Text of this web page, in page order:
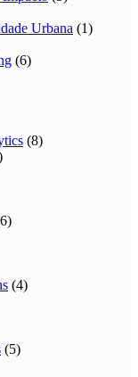
Urbana (1)
(6)
(8)
(4)
(5)